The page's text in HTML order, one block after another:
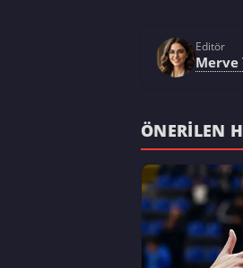
Editör
Merve
ÖNERILEN